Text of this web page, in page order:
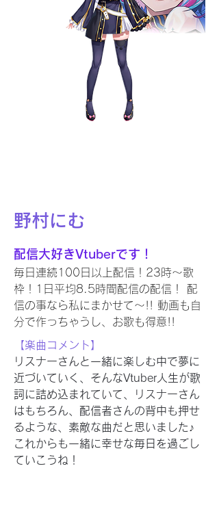
野村にむ
配信大好きVtuberです！
毎日連続100日以上配信！23時～歌
枠！1日平均8.5時間配信の配信！ 配
信の事なら私にまかせて～!! 動画も自
分で作っちゃうし、お歌も得意!!
【楽曲コメント】
リスナーさんと一緒に楽しむ中で夢に
近づいていく、そんなVtuber人生が歌
詞に詰め込まれていて、リスナーさん
はもちろん、配信者さんの背中も押せ
るような、素敵な曲だと思いました♪
これからも一緒に幸せな毎日を過ごし
ていこうね！